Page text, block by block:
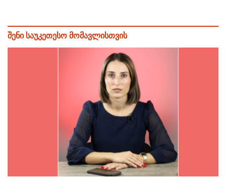
შენი საუკეთესო მომავლისთვის